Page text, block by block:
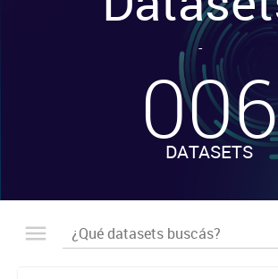
-
006
DATASETS